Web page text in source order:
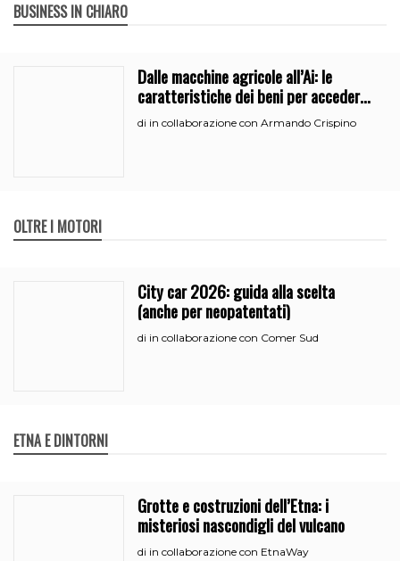
BUSINESS IN CHIARO
Dalle macchine agricole all’Ai: le
caratteristiche dei beni per accedere
all’iperammortamento
di in collaborazione con Armando Crispino
OLTRE I MOTORI
City car 2026: guida alla scelta
(anche per neopatentati)
di in collaborazione con Comer Sud
ETNA E DINTORNI
Grotte e costruzioni dell’Etna: i
misteriosi nascondigli del vulcano
di in collaborazione con EtnaWay